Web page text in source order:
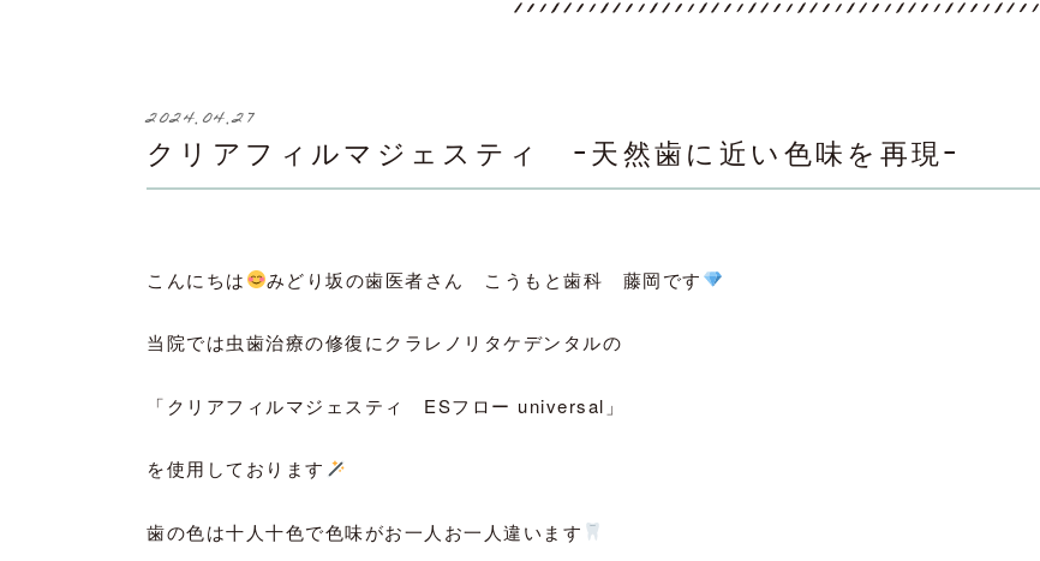
2024.04.27
クリアフィルマジェスティ ｰ天然歯に近い色味を再現ｰ
こんにちは みどり坂の歯医者さん こうもと歯科 藤岡です
当院では虫歯治療の修復にクラレノリタケデンタルの
「クリアフィルマジェスティ ESフロー universal」
を使用しております
歯の色は十人十色で色味がお一人お一人違います